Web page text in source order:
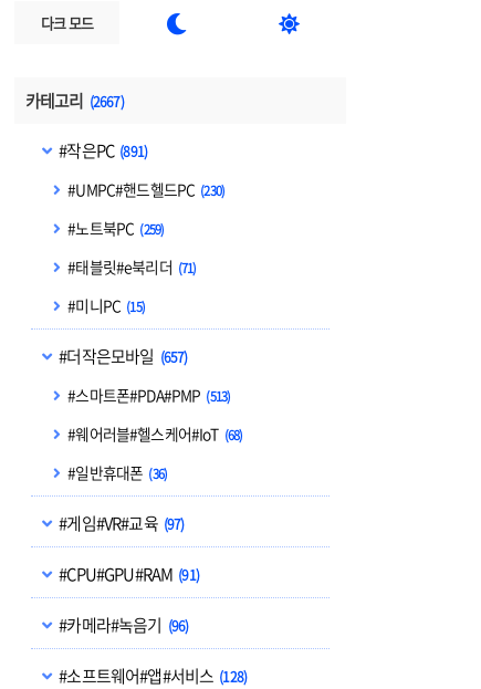
다크 모드  
카테고리 (2667)
#작은PC (891)
#UMPC#핸드헬드PC (230)
#노트북PC (259)
#태블릿#e북리더 (71)
#미니PC (15)
#더작은모바일 (657)
#스마트폰#PDA#PMP (513)
#웨어러블#헬스케어#IoT (68)
#일반휴대폰 (36)
#게임#VR#교육 (97)
#CPU#GPU#RAM (91)
#카메라#녹음기 (96)
#소프트웨어#앱#서비스 (128)